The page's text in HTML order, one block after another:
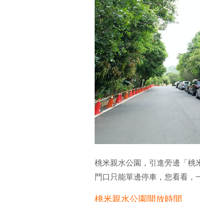
桃米親水公園，引進旁邊「桃
門口只能單邊停車，您看看，
桃米親水公園開放時間